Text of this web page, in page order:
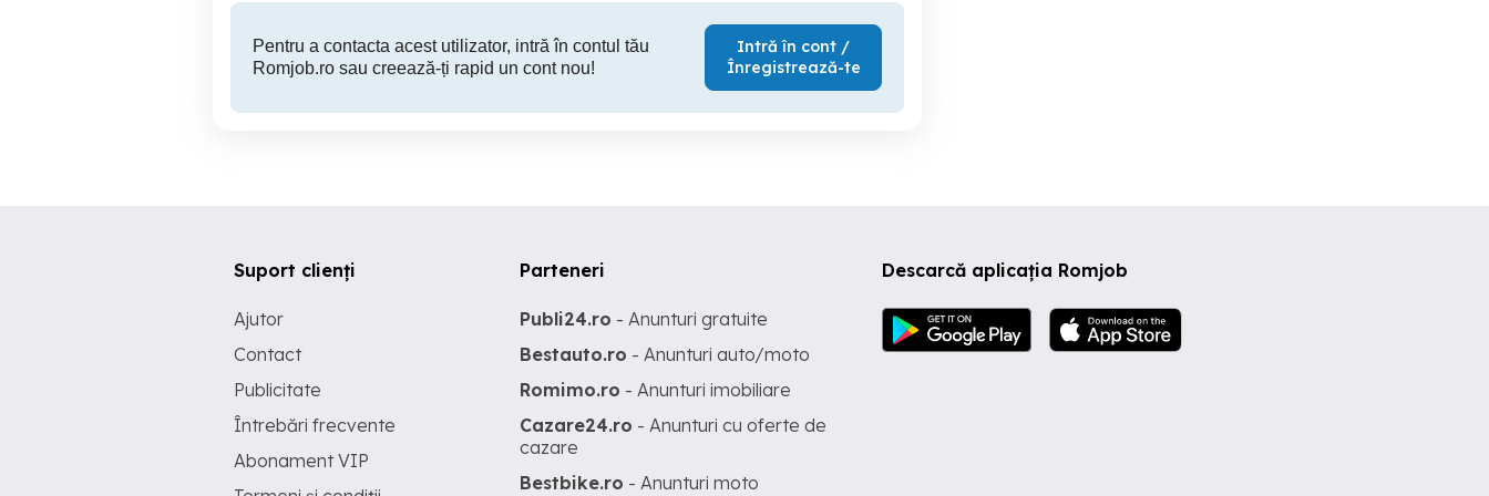
Pentru a contacta acest utilizator, intră în contul tău
Romjob.ro sau creează-ți rapid un cont nou!
Intră în cont /
Înregistrează-te
Descarcă aplicația Romjob
Suport clienți
Ajutor
Contact
Publicitate
Întrebări frecvente
Abonament VIP
Parteneri
Publi24.ro - Anunturi gratuite
Bestauto.ro - Anunturi auto/moto
Romimo.ro - Anunturi imobiliare
Cazare24.ro - Anunturi cu oferte de
cazare
Bestbike.ro - Anunturi moto